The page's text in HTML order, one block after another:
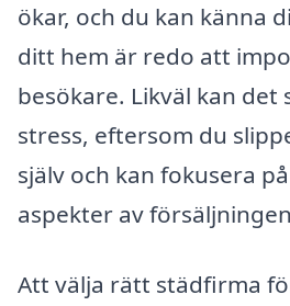
ökar, och du kan känna
ditt hem är redo att
besökare. Likväl kan det
stress, eftersom du
själv och kan fokusera
aspekter av
Att välja rätt städfirma